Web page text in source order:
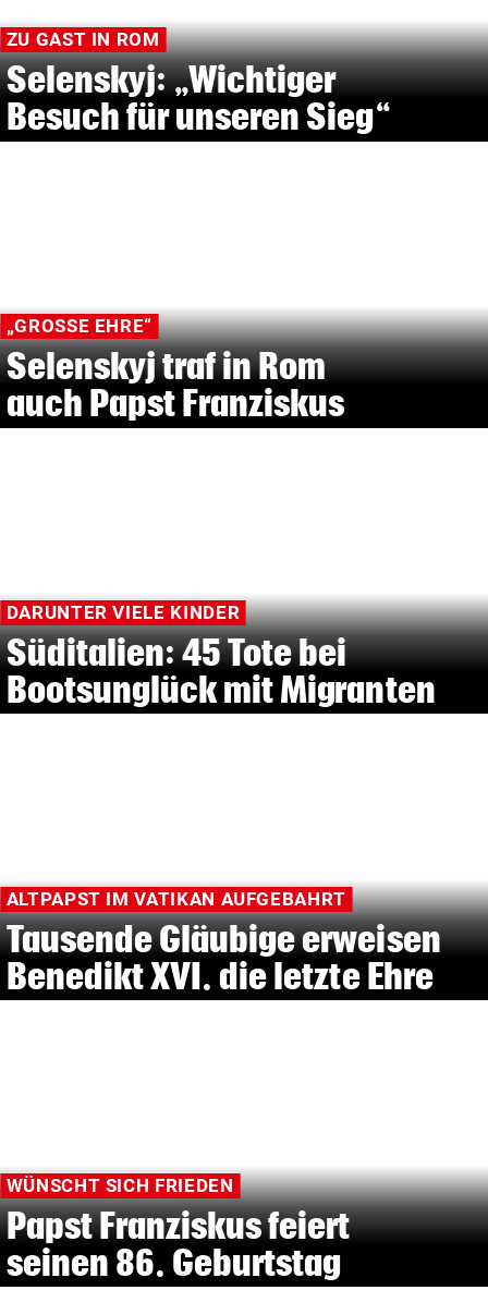
ZU GAST IN ROM
Selenskyj: „Wichtiger
Besuch für unseren Sieg“
„GROSSE EHRE“
Selenskyj traf in Rom
auch Papst Franziskus
DARUNTER VIELE KINDER
Süditalien: 45 Tote bei
Bootsunglück mit Migranten
ALTPAPST IM VATIKAN AUFGEBAHRT
Tausende Gläubige erweisen
Benedikt XVI. die letzte Ehre
WÜNSCHT SICH FRIEDEN
Papst Franziskus feiert
seinen 86. Geburtstag